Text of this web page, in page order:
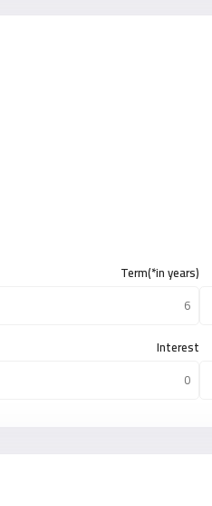
Term(*in years)
Interest